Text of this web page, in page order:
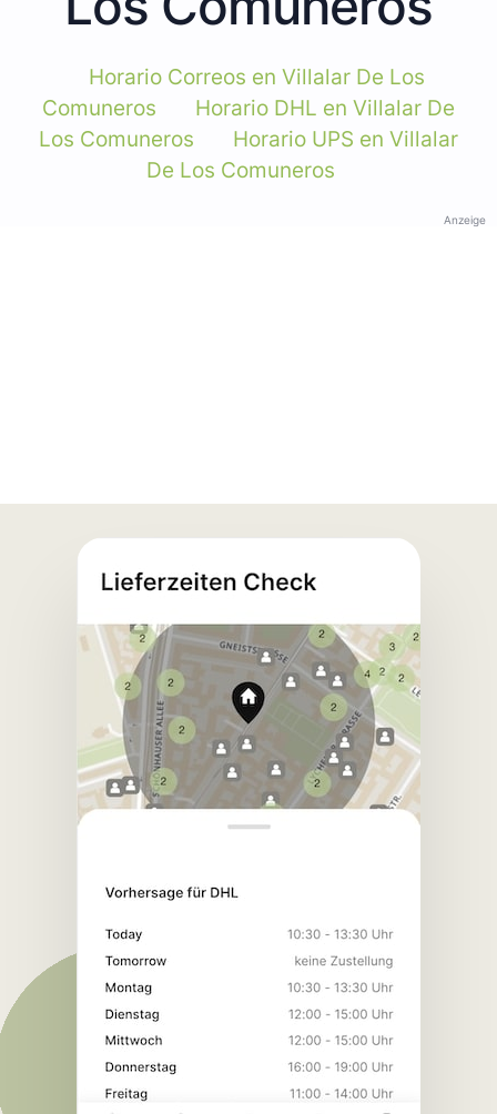
Horario Correos en Villalar De Los
Comuneros
Horario DHL en Villalar De
Los Comuneros
Horario UPS en Villalar
De Los Comuneros
Anzeige